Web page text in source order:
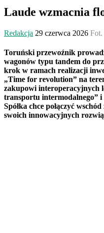
Laude wzmacnia
Redakcja 29 czerwca 2026 Fot.
Toruński przewoźnik
wagonów typu tandem do
krok w ramach realizacji
„Time for revolution” na
zakupowi interoperacyjnych
transportu intermodalnego” i
Spółka chce połączyć
swoich innowacyjnych